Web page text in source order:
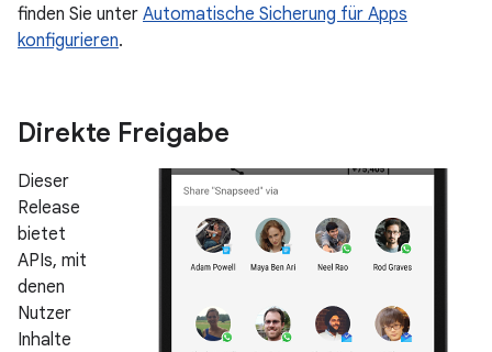
finden Sie unter Automatische Sicherung für Apps
konfigurieren.
Direkte Freigabe
Dieser
Release
bietet
APIs, mit
denen
Nutzer
Inhalte